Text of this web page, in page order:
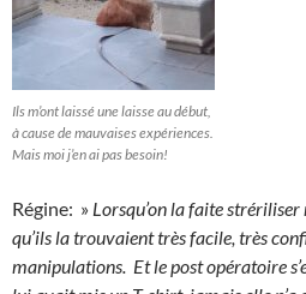
Ils m’ont laissé une laisse au début,
à cause de mauvaises expériences.
Mais moi j’en ai pas besoin!
Régine: » Lorsqu’on la faite
qu’ils la trouvaient très facile, très
manipulations. Et le post opératoire